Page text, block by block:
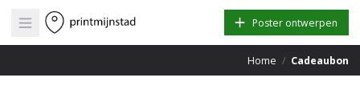
Open main menu Poster ontwerpen
Home / Cadeaubon